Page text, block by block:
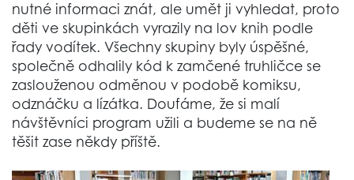
nutné informaci znát, ale umět ji vyhledat, proto
děti ve skupinkách vyrazily na lov knih podle
řady vodítek. Všechny skupiny byly úspěšné,
společně odhalily kód k zamčené truhličce se
zaslouženou odměnou v podobě komiksu,
odznáčku a lízátka. Doufáme, že si malí
návštěvníci program užili a budeme se na ně
těšit zase někdy příště.